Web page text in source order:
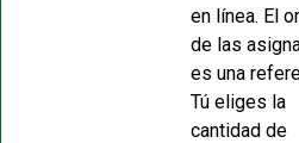
en línea. El
de las
es una
Tú eliges la
cantidad de